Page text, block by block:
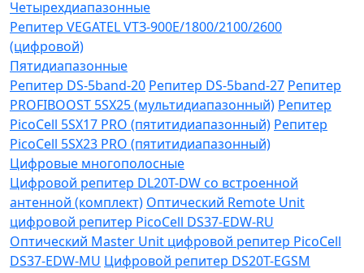
Четырехдиапазонные
Репитер VЕGATEL VТЗ-900Е/1800/2100/2600
(цифровой)
Пятидиапазонные
Репитер DS-5band-20 Репитер DS-5band-27 Репитер
PROFIBOOST 5SX25 (мультидиапазонный) Репитер
PicoCell 5SX17 PRO (пятитидиапазонный) Репитер
PicoCell 5SX23 PRO (пятитидиапазонный)
Цифровые многополосные
Цифровой репитер DL20T-DW со встроенной
антенной (комплект) Оптический Remote Unit
цифровой репитер PicoCell DS37-EDW-RU
Оптический Master Unit цифровой репитер PicoCell
DS37-EDW-MU Цифровой репитер DS20T-EGSM